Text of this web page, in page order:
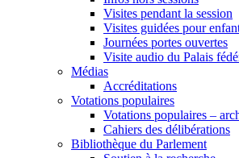
Visites pendant la session
Visites guidées pour
Journées portes ouvertes
Visite audio du Palais
Médias
Accréditations
Votations populaires
Votations populaires –
Cahiers des délibérations
Bibliothèque du Parlement